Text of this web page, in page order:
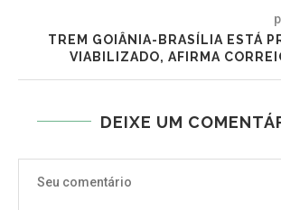
TREM GOIÂNIA-BRASÍLIA ESTÁ
VIABILIZADO, AFIRMA
DEIXE UM